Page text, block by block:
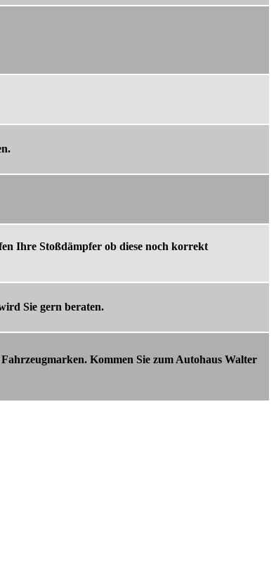
Ihre Stoßdämpfer ob diese noch korrekt
Sie gern beraten.
Kommen Sie zum Autohaus Walter